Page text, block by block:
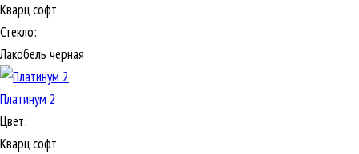
Кварц софт
Стекло:
Лакобель черная
Платинум 2
Цвет:
Кварц софт